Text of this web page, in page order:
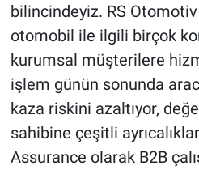
bilincindeyiz. RS
otomobil ile ilgili birçok
kurumsal müşterilere
işlem günün sonunda
kaza riskini azaltıyor,
sahibine çeşitli
Assurance olarak B2B